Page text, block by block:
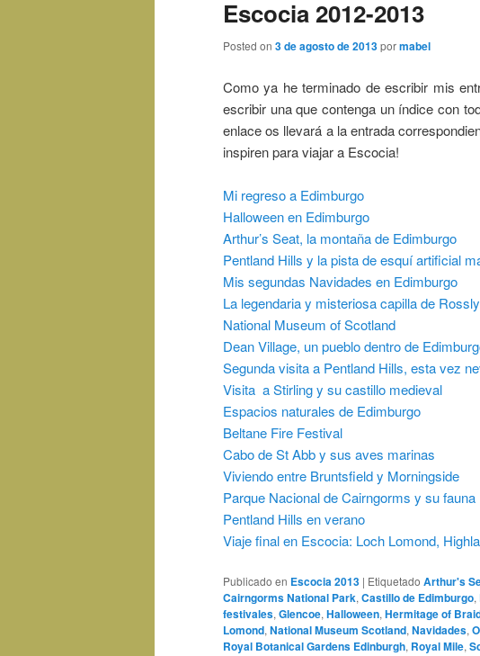
Escocia 2012-2013
Posted on 3 de agosto de 2013pormabel
Como ya he terminado de escribir mis
escribir una que contenga un índice con
enlace os llevará a la entrada
inspiren para viajar a Escocia!
Mi regreso a Edimburgo
Halloween en Edimburgo
Arthur’s Seat, la montaña de Edimburgo
Pentland Hills y la pista de esquí artificial
Mis segundas Navidades en Edimburgo
La legendaria y misteriosa capilla de
National Museum of Scotland
Dean Village, un pueblo dentro de
Segunda visita a Pentland Hills, esta vez
Visita a Stirling y su castillo medieval
Espacios naturales de Edimburgo
Beltane Fire Festival
Cabo de St Abb y sus aves marinas
Viviendo entre Bruntsfield y Morningside
Parque Nacional de Cairngorms y su fauna
Pentland Hills en verano
Viaje final en Escocia: Loch Lomond,
Publicado en Escocia 2013 | Etiquetado Arthur's
Cairngorms National Park, Castillo de Edimburgo,
festivales, Glencoe, Halloween, Hermitage of
Lomond, National Museum Scotland, Navidades,
Royal Botanical Gardens Edinburgh, Royal Mile,